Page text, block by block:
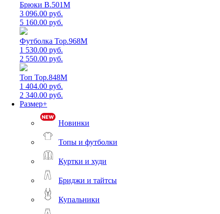
Брюки B.501M
3 096.00 руб.
5 160.00 руб.
Футболка Top.968M
1 530.00 руб.
2 550.00 руб.
Топ Top.848M
1 404.00 руб.
2 340.00 руб.
Размер+
Новинки
Топы и футболки
Куртки и худи
Бриджи и тайтсы
Купальники